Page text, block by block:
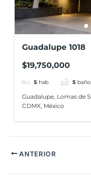
Guadalupe 1018
$19,750,000
5 hab 5
Guadalupe, Lomas de
CDMX, México
ANTERIOR